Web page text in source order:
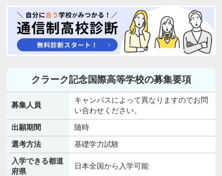
クラーク記念国際高等学校の募集要項
募集人員
キャンパスによって異なりますのでお問
い合わせください。
出願期間
随時
選考方法
基礎学力試験
入学できる都道
府県
日本全国から入学可能